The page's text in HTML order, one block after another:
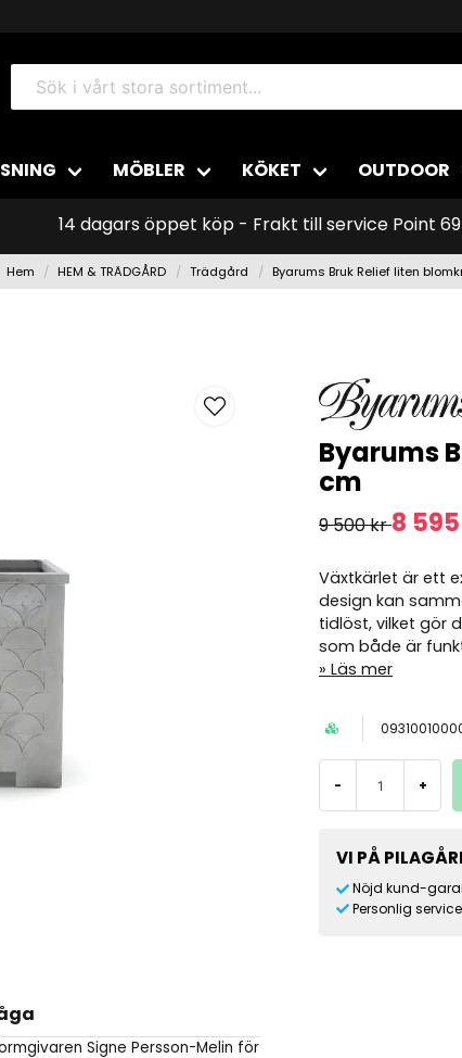
MÖBLER KÖKET OUTDOOR
14 dagars öppet köp - Frakt till service Point
Hem HEM & TRÄDGÅRD Trädgård Byarums Bruk Relief liten
Byarums
cm
9 500 kr8
Växtkärlet är ett
design kan
tidlöst, vilket gör
som både är
Läs mer
- +
VI PÅ
Nöjd kund-
Personlig service
Signe Persson-Melin för